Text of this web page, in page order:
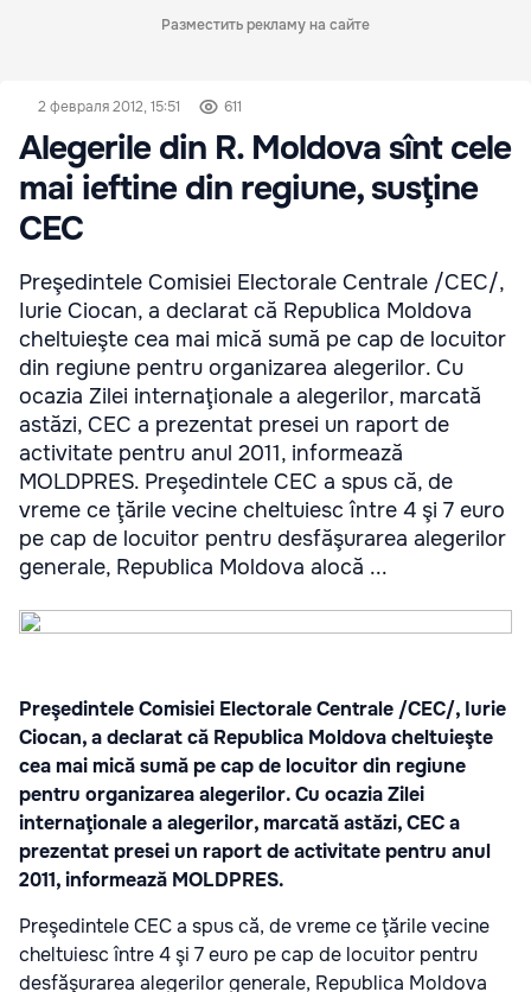
Разместить рекламу на сайте
2 февраля 2012, 15:51 611
Alegerile din R. Moldova sînt cele
mai ieftine din regiune, susţine
CEC
Preşedintele Comisiei Electorale Centrale /CEC/,
Iurie Ciocan, a declarat că Republica Moldova
cheltuieşte cea mai mică sumă pe cap de locuitor
din regiune pentru organizarea alegerilor. Cu
ocazia Zilei internaţionale a alegerilor, marcată
astăzi, CEC a prezentat presei un raport de
activitate pentru anul 2011, informează
MOLDPRES. Preşedintele CEC a spus că, de
vreme ce ţările vecine cheltuiesc între 4 şi 7 euro
pe cap de locuitor pentru desfăşurarea alegerilor
generale, Republica Moldova alocă ...
Preşedintele Comisiei Electorale Centrale /CEC/, Iurie
Ciocan, a declarat că Republica Moldova cheltuieşte
cea mai mică sumă pe cap de locuitor din regiune
pentru organizarea alegerilor. Cu ocazia Zilei
internaţionale a alegerilor, marcată astăzi, CEC a
prezentat presei un raport de activitate pentru anul
2011, informează MOLDPRES.
Preşedintele CEC a spus că, de vreme ce ţările vecine
cheltuiesc între 4 şi 7 euro pe cap de locuitor pentru
desfăşurarea alegerilor generale, Republica Moldova